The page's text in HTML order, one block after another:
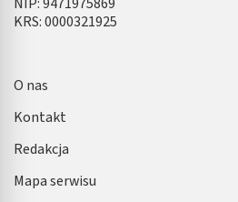
KRS: 0000321925
O nas
Kontakt
Redakcja
Mapa serwisu